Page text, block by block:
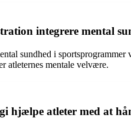
integrere mental
sundhed i
atleternes mentale velvære.
hjælpe atleter med at